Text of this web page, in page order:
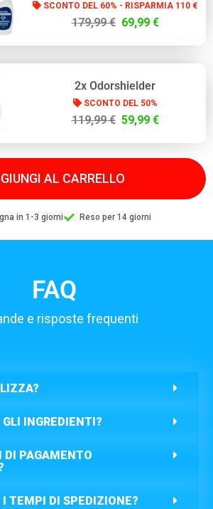
SCONTO DEL 60% - RISPARMIA 110 €
179,99 € 69,99 €
2x Odorshielder
SCONTO DEL 50%
119,99 € 59,99 €
AL CARRELLO
in 1-3 giorni Reso per 14 giorni
FAQ
e risposte frequenti
INGREDIENTI?
DI PAGAMENTO
I TEMPI DI SPEDIZIONE?